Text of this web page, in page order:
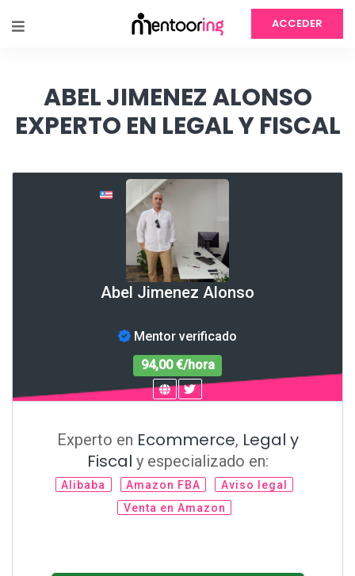
ACCEDER
ABEL JIMENEZ ALONSO
EXPERTO EN LEGAL Y FISCAL
Abel Jimenez Alonso
Mentor verificado
94,00 €/hora
Experto en Ecommerce, Legal y
Fiscal y especializado en:
Alibaba Amazon FBA
Aviso legal
Venta en Amazon